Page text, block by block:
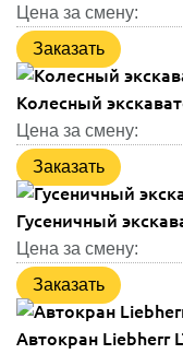
Цена за смену:
Заказать
Колесный
Цена за смену:
Заказать
Гусеничный
Цена за смену:
Заказать
Автокран Liebherr